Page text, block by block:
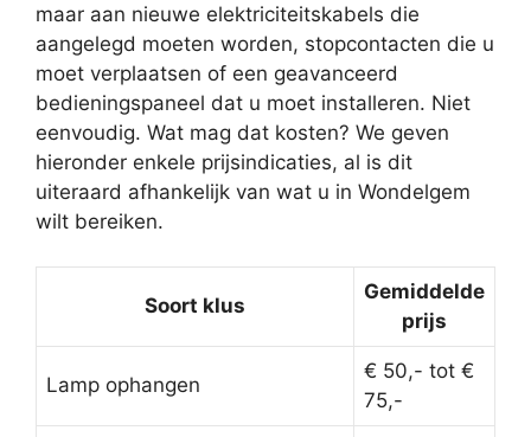
maar aan nieuwe elektriciteitskabels die
aangelegd moeten worden, stopcontacten die u
moet verplaatsen of een geavanceerd
bedieningspaneel dat u moet installeren. Niet
eenvoudig. Wat mag dat kosten? We geven
hieronder enkele prijsindicaties, al is dit
uiteraard afhankelijk van wat u in Wondelgem
wilt bereiken.
Soort klus
Gemiddelde
prijs
Lamp ophangen
€ 50,- tot €
75,-